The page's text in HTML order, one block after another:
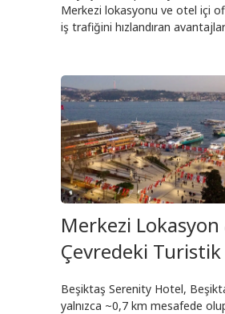
Merkezi lokasyonu ve otel içi
iş trafiğini hızlandıran
Merkezi Lokasyon
Çevredeki
Beşiktaş Serenity Hotel,
yalnızca ~0,7 km mesafede olup;